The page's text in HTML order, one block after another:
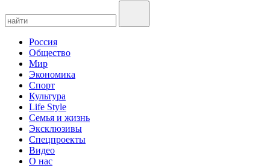
Россия
Общество
Мир
Экономика
Спорт
Культура
Life Style
Семья и жизнь
Эксклюзивы
Спецпроекты
Видео
О нас